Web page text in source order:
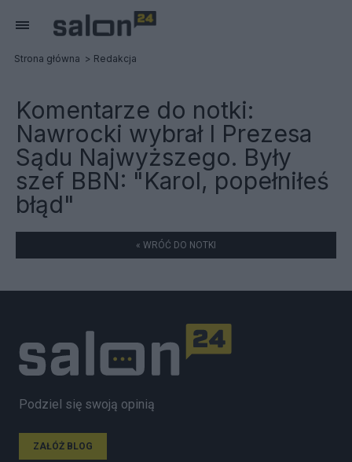
Strona główna Redakcja
Komentarze do notki:
Nawrocki wybrał I Prezesa
Sądu Najwyższego. Były
szef BBN: "Karol, popełniłeś
błąd"
« WRÓĆ DO NOTKI
Podziel się swoją opinią
ZAŁÓŻ BLOG